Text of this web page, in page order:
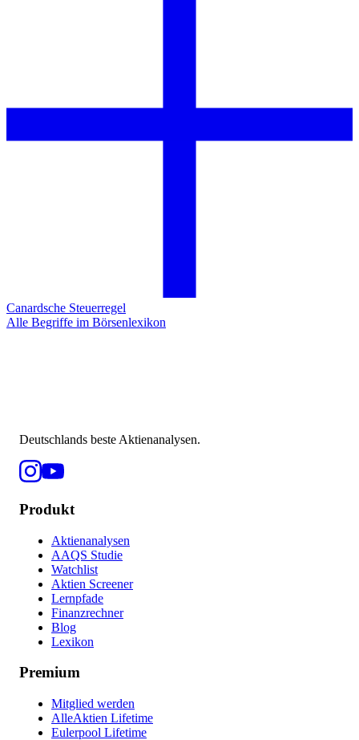
Canardsche Steuerregel
Alle Begriffe im Börsenlexikon
Deutschlands beste Aktienanalysen.
Produkt
Aktienanalysen
AAQS Studie
Watchlist
Aktien Screener
Lernpfade
Finanzrechner
Blog
Lexikon
Premium
Mitglied werden
AlleAktien Lifetime
Eulerpool Lifetime